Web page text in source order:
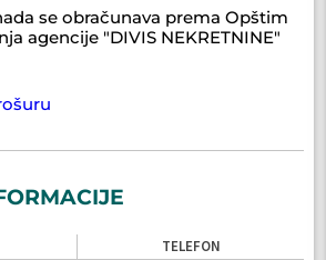
se obračunava prema Opštim
agencije "DIVIS NEKRETNINE"
TELEFON